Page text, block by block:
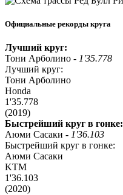
Официальные рекорды круга
Лучший круг:
Тони Арболино - 1'35.778
Лучший круг:
Тони Арболино
Honda
1'35.778
(2019)
Быстрейший круг в гонке:
Аюми Сасаки - 1'36.103
Быстрейший круг в гонке:
Аюми Сасаки
KTM
1'36.103
(2020)